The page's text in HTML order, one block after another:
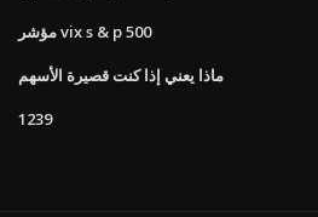
مؤشر vix s & p 500
ماذا يعني إذا كنت قصيرة الأسهم
1239